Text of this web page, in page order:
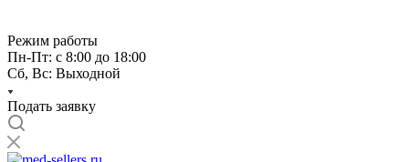
Режим работы
Пн-Пт: с 8:00 до 18:00
Сб, Вс: Выходной
Подать заявку